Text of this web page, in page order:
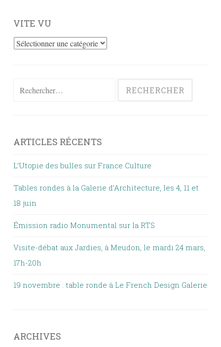
VITE VU
Vite
Rechercher :
ARTICLES RÉCENTS
L’Utopie des bulles sur France Culture
Tables rondes à la Galerie d’Architecture, les 4, 11 et
18 juin
Émission radio Monumental sur la RTS
Visite-débat aux Jardies, à Meudon, le mardi 24 mars,
17h-20h
19 novembre : table ronde à Le French Design Galerie
ARCHIVES